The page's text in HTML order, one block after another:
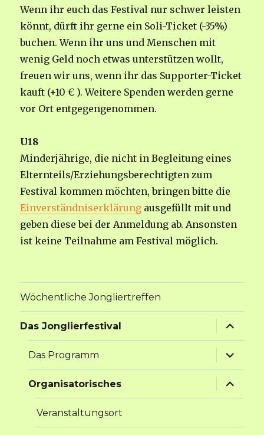
Wenn ihr euch das Festival nur schwer leisten
könnt, dürft ihr gerne ein Soli-Ticket (-35%)
buchen. Wenn ihr uns und Menschen mit
wenig Geld noch etwas unterstützen wollt,
freuen wir uns, wenn ihr das Supporter-Ticket
kauft (+10 € ). Weitere Spenden werden gerne
vor Ort entgegengenommen.
U18
Minderjährige, die nicht in Begleitung eines
Elternteils/Erziehungsberechtigten zum
Festival kommen möchten, bringen bitte die
Einverständniserklärung ausgefüllt mit und
geben diese bei der Anmeldung ab. Ansonsten
ist keine Teilnahme am Festival möglich.
Wöchentliche Jongliertreffen
Das Jonglierfestival
Das Programm
Organisatorisches
Veranstaltungsort